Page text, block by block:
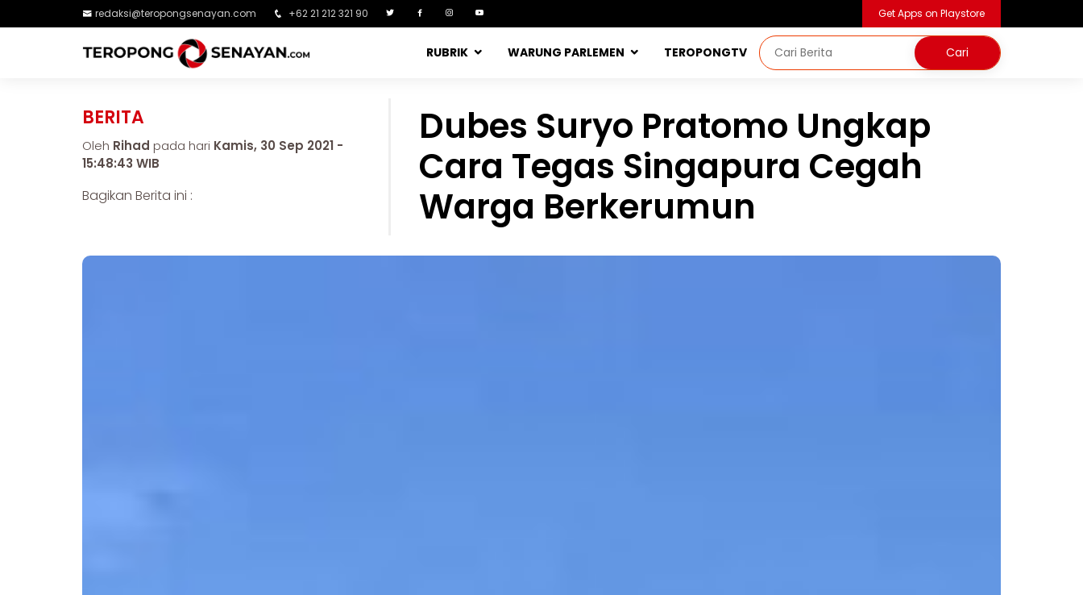
redaksi@teropongsenayan.com +62 21 212 321 90 Get Apps on Playstore
RUBRIK WARUNG PARLEMEN TEROPONGTV
BERITA
Oleh Rihad pada hari Kamis, 30 Sep 2021 -
15:48:43 WIB
Bagikan Berita ini :
Dubes Suryo Pratomo Ungkap
Cara Tegas Singapura Cegah
Warga Berkerumun